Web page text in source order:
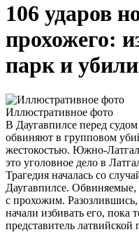
106 ударов
прохожего:
парк и убили
Иллюстративное фото
В Даугавпилсе перед
обвиняют в групповом
жестокостью. Южно-
это уголовное дело в
Трагедия началась со
Даугавпилсе.
с прохожим.
начали избивать его, пока
представитель